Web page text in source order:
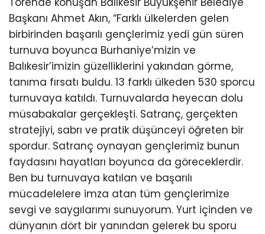
Başkanı Ahmet Akın, “Farklı ülkelerden gelen
birbirinden başarılı gençlerimiz yedi gün süren
turnuva boyunca Burhaniye’mizin ve
Balıkesir’imizin güzelliklerini yakından görme,
tanıma fırsatı buldu. 13 farklı ülkeden 530 sporcu
turnuvaya katıldı. Turnuvalarda heyecan dolu
müsabakalar gerçekleşti. Satranç, gerçekten
stratejiyi, sabrı ve pratik düşünceyi öğreten bir
spordur. Satranç oynayan gençlerimiz bunun
faydasını hayatları boyunca da göreceklerdir.
Ben bu turnuvaya katılan ve başarılı
mücadelelere imza atan tüm gençlerimize
sevgi ve saygılarımı sunuyorum. Yurt içinden ve
dünyanın dört bir yanından gelerek bu sporu